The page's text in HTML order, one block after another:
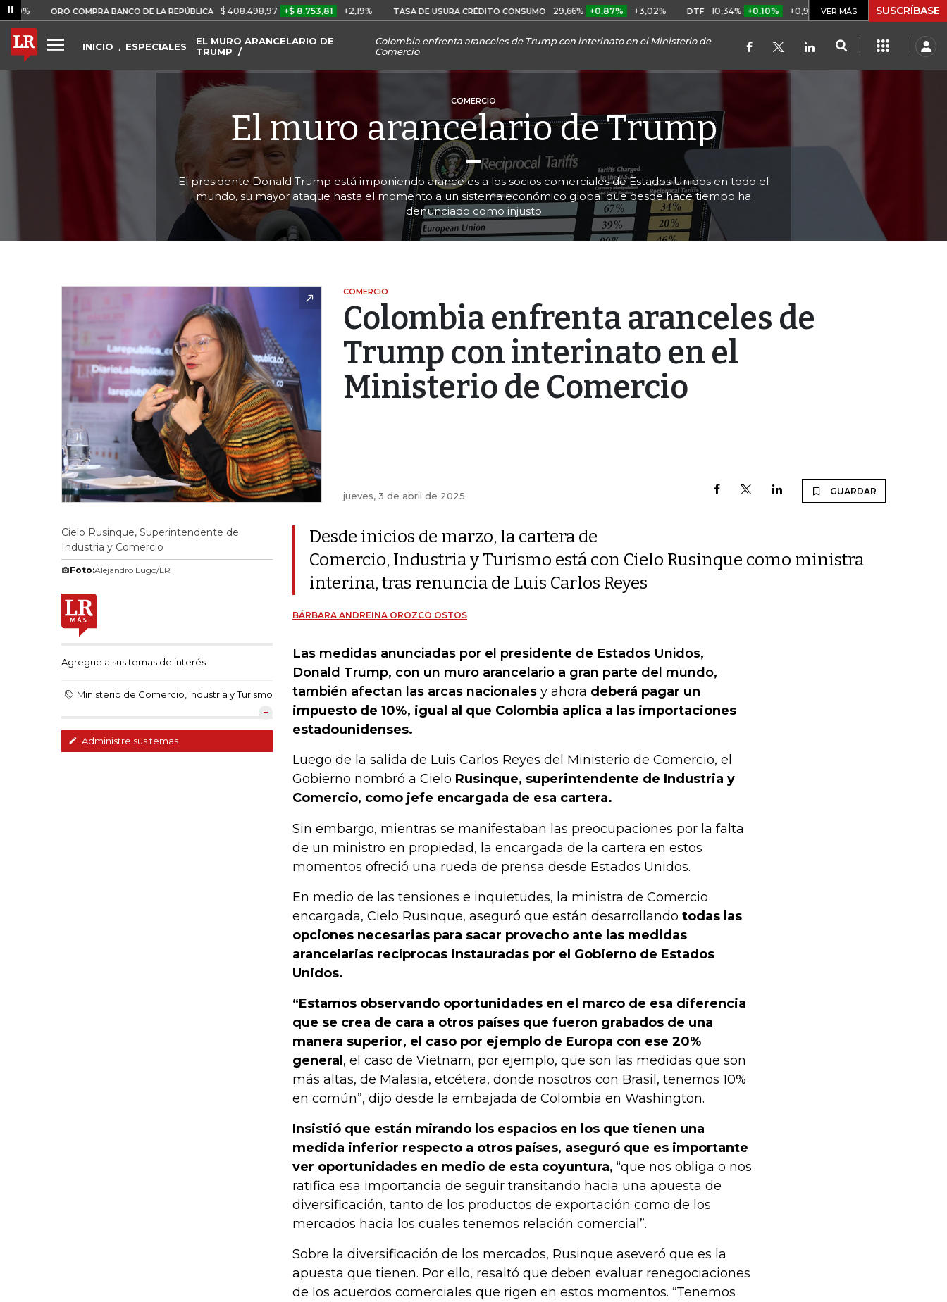
ORO COMPRA BANCO DE LA REPÚBLICA $ 408.498,97 +$ 8.753,81 +2,19% TASA DE USURA CRÉDITO CONSUMO 29,66% +0,87% +3,02% DTF 10,34% +0,10% +0,98% UVR $ 416,91 +$ 0,05 +0,01%
VER MÁS SUSCRÍBASE
INICIO ESPECIALES
EL MURO ARANCELARIO DE
TRUMP
Colombia enfrenta aranceles de Trump con interinato en el Ministerio de
Comercio
COMERCIO
El muro arancelario de Trump
El presidente Donald Trump está imponiendo aranceles a los socios comerciales de Estados Unidos en todo el
mundo, su mayor ataque hasta el momento a un sistema económico global que desde hace tiempo ha
denunciado como injusto
COMERCIO
Colombia enfrenta aranceles de
Trump con interinato en el
Ministerio de Comercio
jueves, 3 de abril de 2025 GUARDAR
Cielo Rusinque, Superintendente de
Industria y Comercio
Foto:Alejandro Lugo/LR
Agregue a sus temas de interés
Ministerio de Comercio, Industria y Turismo
Administre sus temas
Desde inicios de marzo, la cartera de
Comercio, Industria y Turismo está con Cielo Rusinque como ministra
interina, tras renuncia de Luis Carlos Reyes
BÁRBARA ANDREINA OROZCO OSTOS
Las medidas anunciadas por el presidente de Estados Unidos,
Donald Trump, con un muro arancelario a gran parte del mundo,
también afectan las arcas nacionales y ahora deberá pagar un
impuesto de 10%, igual al que Colombia aplica a las importaciones
estadounidenses.
Luego de la salida de Luis Carlos Reyes del Ministerio de Comercio, el
Gobierno nombró a Cielo Rusinque, superintendente de Industria y
Comercio, como jefe encargada de esa cartera.
Sin embargo, mientras se manifestaban las preocupaciones por la falta
de un ministro en propiedad, la encargada de la cartera en estos
momentos ofreció una rueda de prensa desde Estados Unidos.
En medio de las tensiones e inquietudes, la ministra de Comercio
encargada, Cielo Rusinque, aseguró que están desarrollando todas las
opciones necesarias para sacar provecho ante las medidas
arancelarias recíprocas instauradas por el Gobierno de Estados
Unidos.
“Estamos observando oportunidades en el marco de esa diferencia
que se crea de cara a otros países que fueron grabados de una
manera superior, el caso por ejemplo de Europa con ese 20%
general , el caso de Vietnam, por ejemplo, que son las medidas que son
más altas, de Malasia, etcétera, donde nosotros con Brasil, tenemos 10%
en común”, dijo desde la embajada de Colombia en Washington.
Insistió que están mirando los espacios en los que tienen una
medida inferior respecto a otros países, aseguró que es importante
ver oportunidades en medio de esta coyuntura, “que nos obliga o nos
ratifica esa importancia de seguir transitando hacia una apuesta de
diversificación, tanto de los productos de exportación como de los
mercados hacia los cuales tenemos relación comercial”.
Sobre la diversificación de los mercados, Rusinque aseveró que es la
apuesta que tienen. Por ello, resaltó que deben evaluar renegociaciones
de los acuerdos comerciales que rigen en estos momentos. “Tenemos